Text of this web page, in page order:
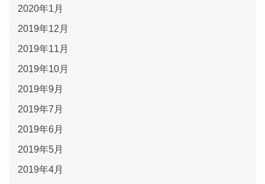
2020年1月
2019年12月
2019年11月
2019年10月
2019年9月
2019年7月
2019年6月
2019年5月
2019年4月